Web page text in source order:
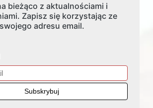
bieżąco z aktualnościami i
Zapisz się korzystając ze
swojego adresu email.